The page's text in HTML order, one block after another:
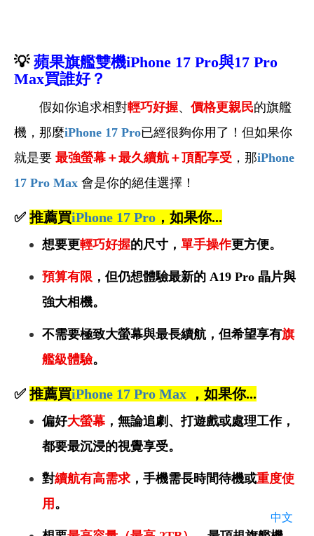
💡 蘋果旗艦雙機iPhone 17 Pro與17 Pro
Max買誰好？
假如你追求相對輕巧好握、 價格更親民的旗艦
機，那麼iPhone 17 Pro已經很夠你用了！但如果你
就是要 最強螢幕＋最久續航＋頂配享受 ，那iPhone
17 Pro Max 會是你的絕佳選擇！
✅ 推薦買iPhone 17 Pro ，如果你...
想要更輕巧好握的尺寸， 單手操作更方便。
預算有限 ，但仍想體驗最新的 A19 Pro 晶片與
強大相機。
不需要極致大螢幕與最長續航，但希望享有旗
艦級體驗。
✅ 推薦買iPhone 17 Pro Max ，如果你...
偏好大螢幕 ，無論追劇、打遊戲或處理工作，
都要最沉浸的視覺享受。
對續航有高需求 ，手機需長時間待機或重度使
用 。
中文